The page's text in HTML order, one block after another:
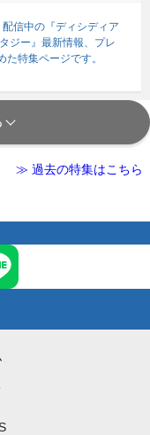
信中の『ディシディア
ジー』最新情報、プレ
特集ページです。
≫ 過去の特集はこちら